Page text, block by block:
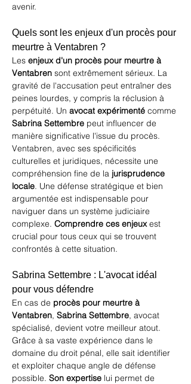
avenir.
Quels sont les enjeux d'un procès pour
meurtre à Ventabren ?
Les enjeux d'un procès pour meurtre à
Ventabren sont extrêmement sérieux. La
gravité de l'accusation peut entraîner des
peines lourdes, y compris la réclusion à
perpétuité. Un avocat expérimenté comme
Sabrina Settembre peut influencer de
manière significative l'issue du procès.
Ventabren, avec ses spécificités
culturelles et juridiques, nécessite une
compréhension fine de la jurisprudence
locale. Une défense stratégique et bien
argumentée est indispensable pour
naviguer dans un système judiciaire
complexe. Comprendre ces enjeux est
crucial pour tous ceux qui se trouvent
confrontés à cette situation.
Sabrina Settembre : L'avocat idéal
pour vous défendre
En cas de procès pour meurtre à
Ventabren, Sabrina Settembre, avocat
spécialisé, devient votre meilleur atout.
Grâce à sa vaste expérience dans le
domaine du droit pénal, elle sait identifier
et exploiter chaque angle de défense
possible. Son expertise lui permet de